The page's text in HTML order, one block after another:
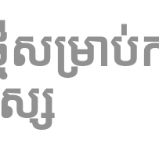
ម្រាប់​ក
ស